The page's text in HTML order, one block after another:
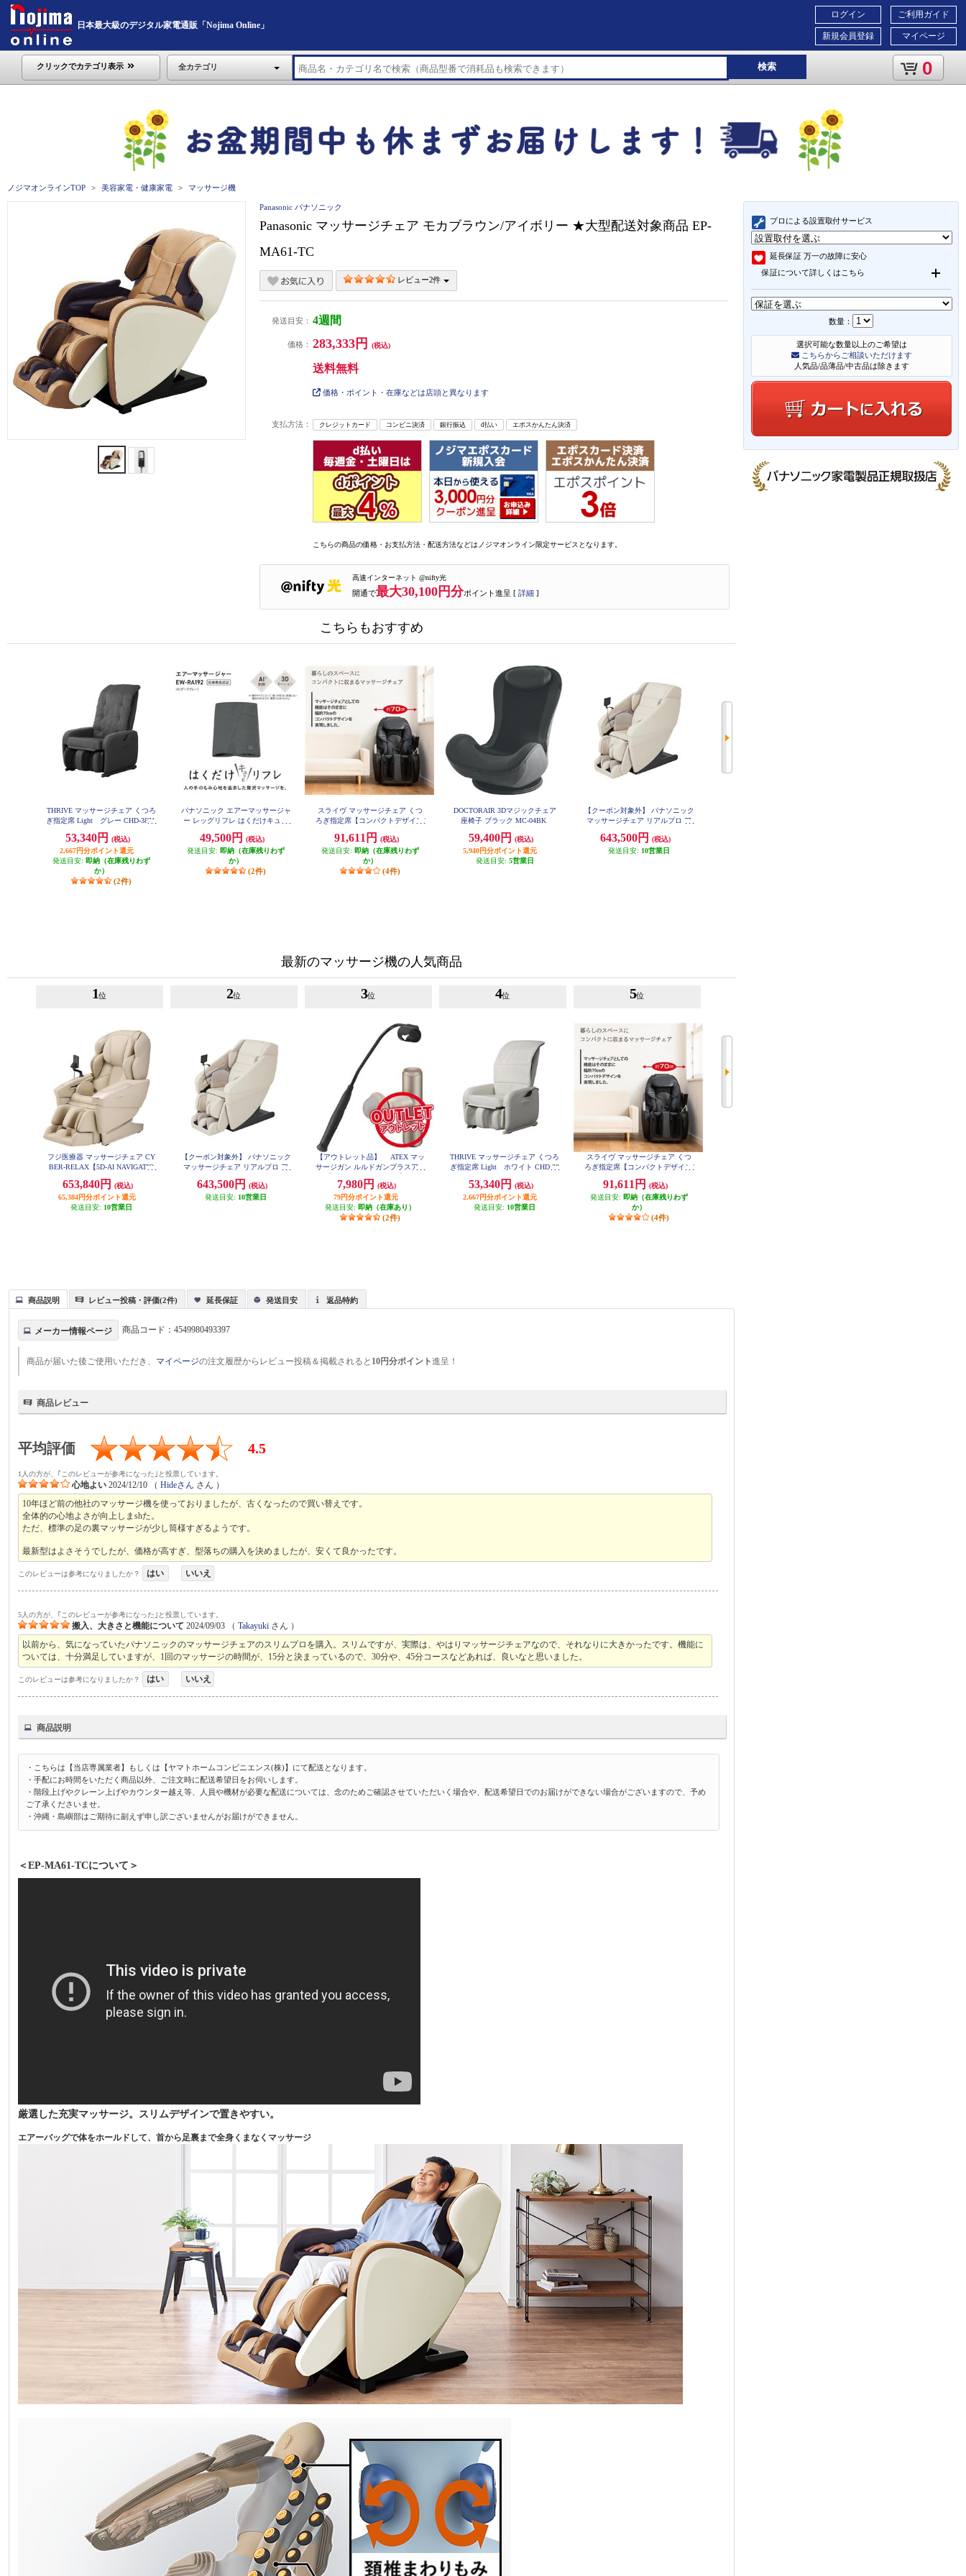
日本最大級のデジタル家電通販「Nojima Online」
ご利用ガイド
マイページ
ログイン
新規会員登録
クリックでカテゴリ表示 全カテゴリ 検索 0
ノジマオンラインTOP 美容家電・健康家電 マッサージ機
プロによる設置取付サービス
延長保証 万一の故障に安心
保証について詳しくはこちら
数量：
選択可能な数量以上のご希望は
こちらからご相談いただけます
人気品/品薄品/中古品は除きます
Panasonic パナソニック
Panasonic マッサージチェア モカブラウン/アイボリー ★大型配送対象商品 EP-
MA61-TC
レビュー2件
発送目安： 4週間
価格： 283,333円 (税込)
送料無料
価格・ポイント・在庫などは店頭と異なります
支払方法： クレジットカード コンビニ決済 銀行振込 d払い エポスかんたん決済
こちらの商品の価格・お支払方法・配送方法などはノジマオンライン限定サービスとなります。
高速インターネット @nifty光
開通で最大30,100円分ポイント進呈 [ 詳細 ]
こちらもおすすめ
THRIVE マッサージチェア くつろ
ぎ指定席 Light グレー CHD-3821-
53,340円
(税込)
2,667円分ポイント還元
発送目安: 即納（在庫残りわず
か）
(2件)
パナソニック エアーマッサージャ
ー レッグリフレ はくだけキュッ
H
49,500円
(税込)
発送目安: 即納（在庫残りわず
か）
(2件)
スライヴ マッサージチェア くつ
ろぎ指定席【コンパクトデザイン/
回り/ブラック】★大型配送対象商
品 CHD-9120
91,611円
(税込)
発送目安: 即納（在庫残りわず
か）
(4件)
DOCTORAIR 3Dマジックチェア
座椅子 ブラック MC-04BK
59,400円
(税込)
5,940円分ポイント還元
発送目安: 5営業日
【クーポン対象外】 パナソニック
マッサージチェア リアルプロ ア
MA121-C
643,500円
(税込)
発送目安: 10営業日
最新のマッサージ機の人気商品
1位
フジ医療器 マッサージチェア CY
BER-RELAX【5D-AI NAVIGATIO
エアーシステム/ベージュ】 ★大
型配送対象商品 AS-R2350-CS
653,840円
(税込)
65,384円分ポイント還元
発送目安: 10営業日
2位
【クーポン対象外】 パナソニック
マッサージチェア リアルプロ ア
MA121-C
643,500円
(税込)
発送目安: 10営業日
3位
【アウトレット品】 ATEX マッ
サージガン ルルドガンプラスアー
X336GD
7,980円
(税込)
79円分ポイント還元
発送目安: 即納（在庫あり）
(2件)
4位
THRIVE マッサージチェア くつろ
ぎ指定席 Light ホワイト CHD-38
53,340円
(税込)
2,667円分ポイント還元
発送目安: 10営業日
5位
スライヴ マッサージチェア くつ
ろぎ指定席【コンパクトデザイン/
回り/ブラック】★大型配送対象商
品 CHD-9120
91,611円
(税込)
発送目安: 即納（在庫残りわず
か）
(4件)
商品説明 レビュー投稿・評価(2件) 延長保証 発送目安 返品特約
メーカー情報ページ 商品コード：4549980493397
商品が届いた後ご使用いただき、 マイページの注文履歴からレビュー投稿＆掲載されると 10円分ポイント進呈！
商品レビュー
平均評価 4.5
1人の方が、｢このレビューが参考になった｣と投票しています。
心地よい 2024/12/10 （Hideさん さん ）
10年ほど前の他社のマッサージ機を使っておりましたが、古くなったので買い替えです。
全体的の心地よさが向上しまshた。
ただ、標準の足の裏マッサージが少し筒様すぎるようです。
最新型はよさそうでしたが、価格が高すぎ、型落ちの購入を決めましたが、安くて良かったです。
このレビューは参考になりましたか？ はい いいえ
5人の方が、｢このレビューが参考になった｣と投票しています。
搬入、大きさと機能について 2024/09/03 （Takayuki さん ）
以前から、気になっていたパナソニックのマッサージチェアのスリムプロを購入。スリムですが、実際は、やはりマッサージチェアなので、それなりに大きかったです。機能に
ついては、十分満足していますが、1回のマッサージの時間が、15分と決まっているので、30分や、45分コースなどあれば、良いなと思いました。
このレビューは参考になりましたか？ はい いいえ
商品説明
・こちらは【当店専属業者】もしくは【ヤマトホームコンビニエンス(株)】にて配送となります。
・手配にお時間をいただく商品以外、ご注文時に配送希望日をお伺いします。
・階段上げやクレーン上げやカウンター越え等、人員や機材が必要な配送については、念のためご確認させていただいく場合や、配送希望日でのお届けができない場合がございますので、予め
ご了承くださいませ。
・沖縄・島嶼部はご期待に副えず申し訳ございませんがお届けができません。
＜EP-MA61-TCについて＞
厳選した充実マッサージ。スリムデザインで置きやすい。
エアーバッグで体をホールドして、首から足裏まで全身くまなくマッサージ